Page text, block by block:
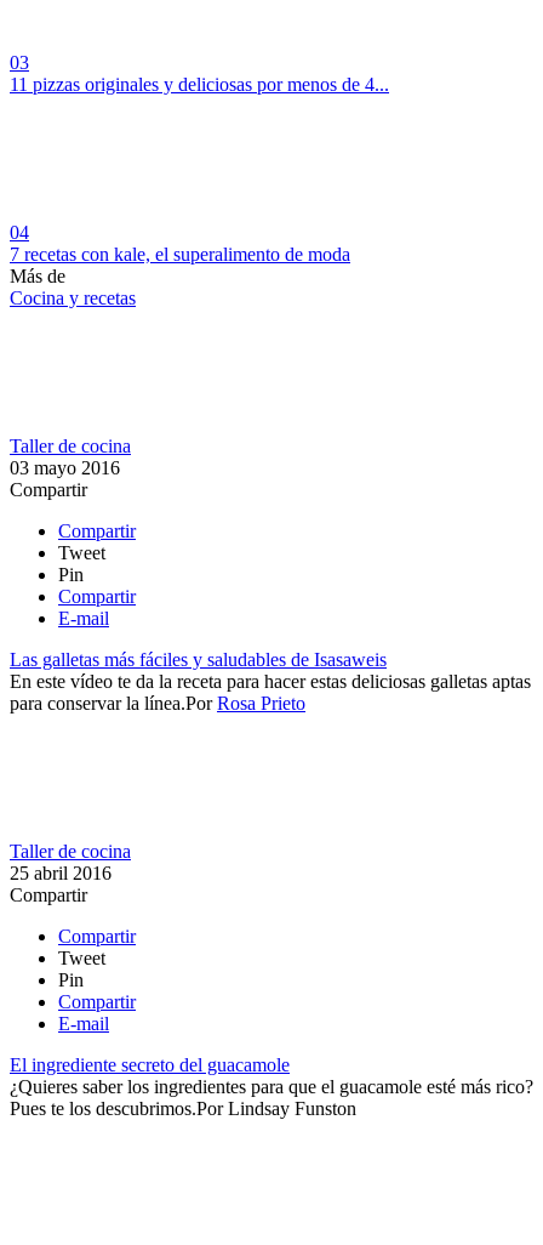
03
11 pizzas originales y deliciosas por menos de 4...
04
7 recetas con kale, el superalimento de moda
Más de
Cocina y recetas
Taller de cocina
03 mayo 2016
Compartir
Compartir
Tweet
Pin
Compartir
E-mail
Las galletas más fáciles y saludables de Isasaweis
En este vídeo te da la receta para hacer estas deliciosas galletas aptas
para conservar la línea.​​PorRosa Prieto
Taller de cocina
25 abril 2016
Compartir
Compartir
Tweet
Pin
Compartir
E-mail
El ingrediente secreto del guacamole
​¿Quieres saber los ingredientes para que el guacamole esté más rico?
Pues te los descubrimos.​PorLindsay Funston